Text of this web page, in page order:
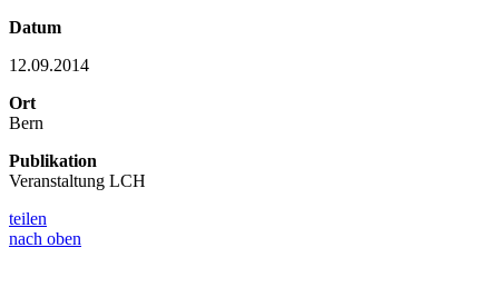
Datum
12.09.2014
Ort
Bern
Publikation
Veranstaltung LCH
teilen
nach oben